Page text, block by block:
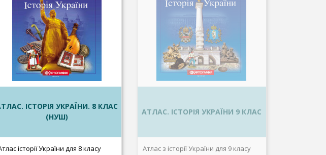
ІСТОРІЯ УКРАЇНИ. 8 КЛАС
(НУШ)
історії України для 8 класу
АТЛАС. ІСТОРІЯ УКРАЇНИ 9 КЛАС
Атлас з історії України для 9 класу